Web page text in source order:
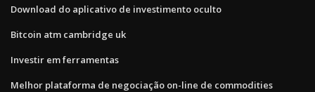
Download do aplicativo de investimento oculto
Bitcoin atm cambridge uk
Investir em ferramentas
Melhor plataforma de negociação on-line de commodities